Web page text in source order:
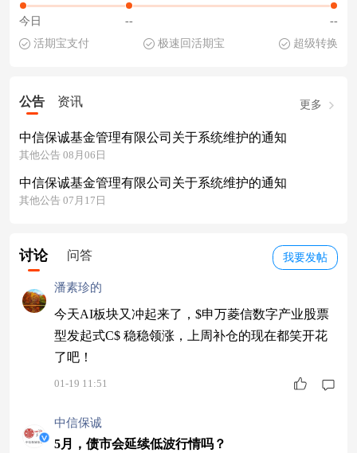
今日 --
--
活期宝支付
极速回活期宝 超级转换
公告 资讯 更多
中信保诚基金管理有限公司关于系统维护的通知
其他公告 08月06日
中信保诚基金管理有限公司关于系统维护的通知
其他公告 07月17日
我要发帖
讨论 问答
潘素珍的
今天AI板块又冲起来了，$申万菱信数字产业股票
型发起式C$ 稳稳领涨，上周补仓的现在都笑开花
了吧！
01-19 11:51
中信保诚
5月，债市会延续低波行情吗？